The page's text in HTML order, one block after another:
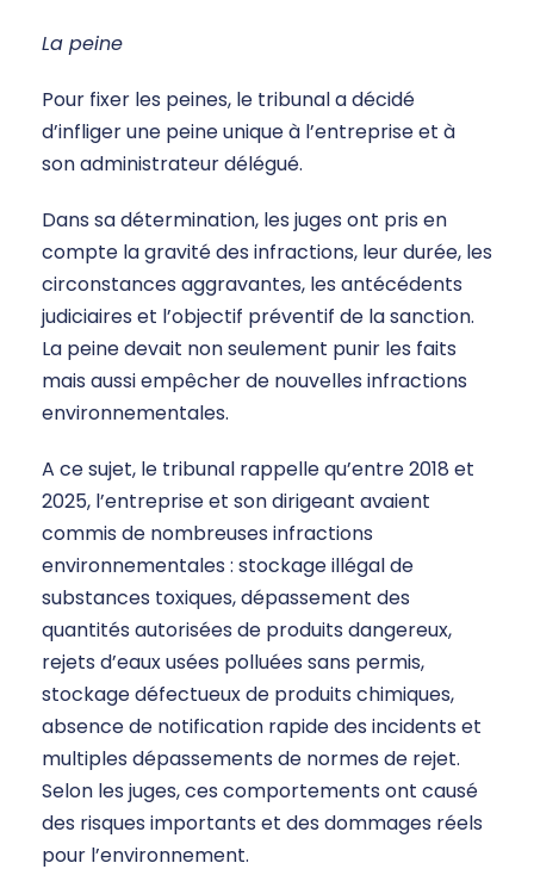
La peine
Pour fixer les peines, le tribunal a décidé
d’infliger une peine unique à l’entreprise et à
son administrateur délégué.
Dans sa détermination, les juges ont pris en
compte la gravité des infractions, leur durée, les
circonstances aggravantes, les antécédents
judiciaires et l’objectif préventif de la sanction.
La peine devait non seulement punir les faits
mais aussi empêcher de nouvelles infractions
environnementales.
A ce sujet, le tribunal rappelle qu’entre 2018 et
2025, l’entreprise et son dirigeant avaient
commis de nombreuses infractions
environnementales : stockage illégal de
substances toxiques, dépassement des
quantités autorisées de produits dangereux,
rejets d’eaux usées polluées sans permis,
stockage défectueux de produits chimiques,
absence de notification rapide des incidents et
multiples dépassements de normes de rejet.
Selon les juges, ces comportements ont causé
des risques importants et des dommages réels
pour l’environnement.